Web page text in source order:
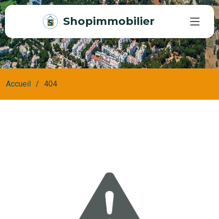
Shopimmobilier
Accueil 404